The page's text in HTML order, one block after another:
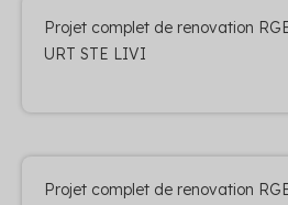
Projet complet de renovation
URT STE LIVI
Projet complet de renovation